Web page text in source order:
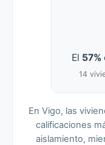
El 57%
14
En Vigo, las
calificaciones
aislamiento,